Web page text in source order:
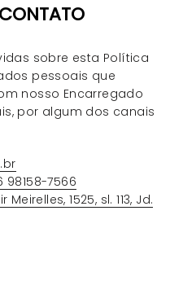
sobre esta Política
pessoais que
nosso Encarregado
por algum dos canais
98158-7566
1525, sl. 113, Jd.